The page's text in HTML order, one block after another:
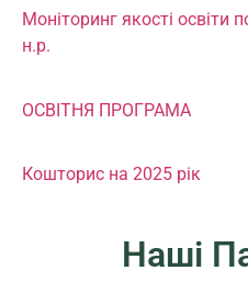
Моніторинг якості
н.р.
ОСВІТНЯ ПРОГРАМА
Кошторис на 2025 рік
Наші